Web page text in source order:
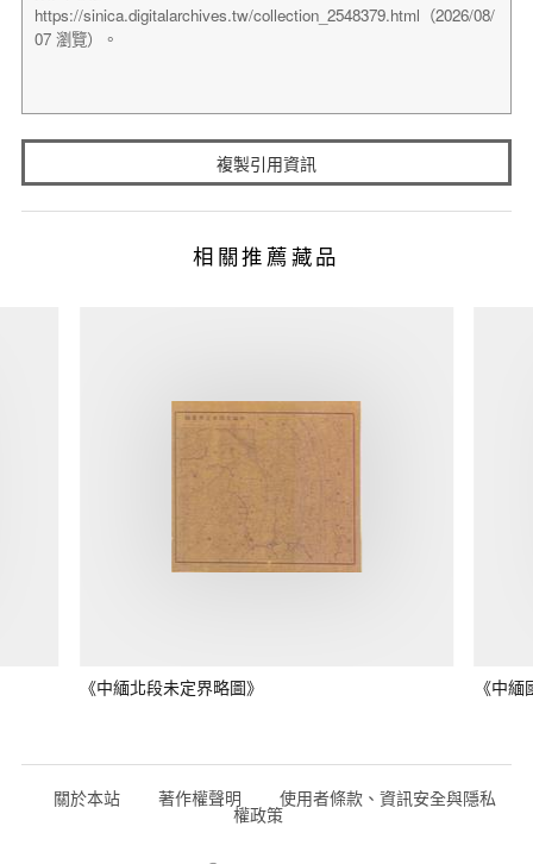
複製引用資訊
相關推薦藏品
《中緬北段未定界略圖》 《中
關於本站 著作權聲明 使用者條款、資訊安全與隱私
權政策